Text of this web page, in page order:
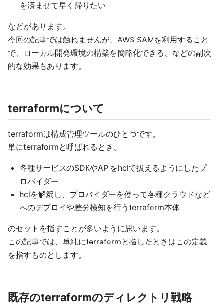
を済ませて早く帰りたい
などがあります。
今回の記事では触れませんが、AWS SAMを利用すること
で、ローカル開発環境の構築を簡略化できる、などの副次
的な効果もあります。
terraformについて
terraformは構成管理ツールのひとつです。
単にterraformと呼ばれるとき、
各種サービスのSDKやAPIをhclで扱えるようにしたプ
ロバイダー
hclを解釈し、プロバイダーを使って各種クラウドなど
へのデプロイや差分検知を行うterraform本体
のセットを指すことが多いように思います。
この記事では、単純にterraformと指したときはこの定義
を指すものとします。
既存のterraformのディレクトリ戦略